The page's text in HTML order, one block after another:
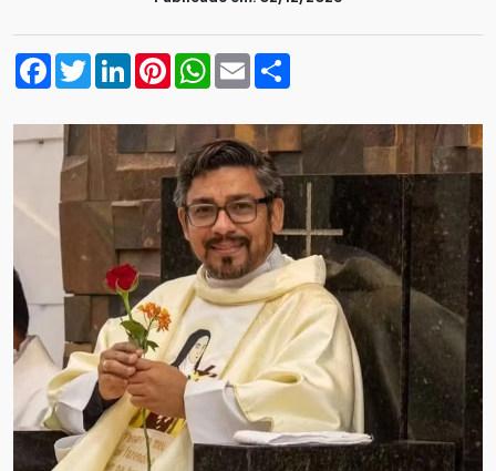
Facebook
TwitterLinkedInPinterestWhatsApp
Email